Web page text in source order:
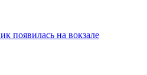
появилась на вокзале